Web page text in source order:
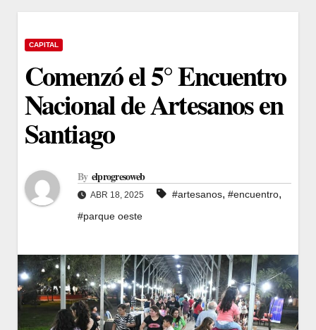
CAPITAL
Comenzó el 5° Encuentro
Nacional de Artesanos en
Santiago
By elprogresoweb
ABR 18, 2025 #artesanos, #encuentro,
#parque oeste